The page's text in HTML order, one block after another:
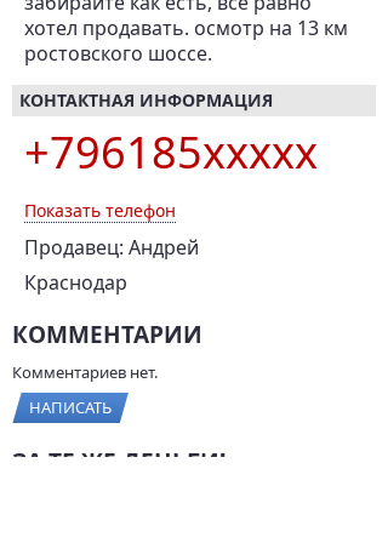
хотел продавать. осмотр на 13 км
ростовского шоссе.
КОНТАКТНАЯ ИНФОРМАЦИЯ
+796185xxxxx
Показать телефон
Продавец: Андрей
Краснодар
КОММЕНТАРИИ
Комментариев нет.
НАПИСАТЬ
ЗА ТЕ ЖЕ ДЕНЬГИ!